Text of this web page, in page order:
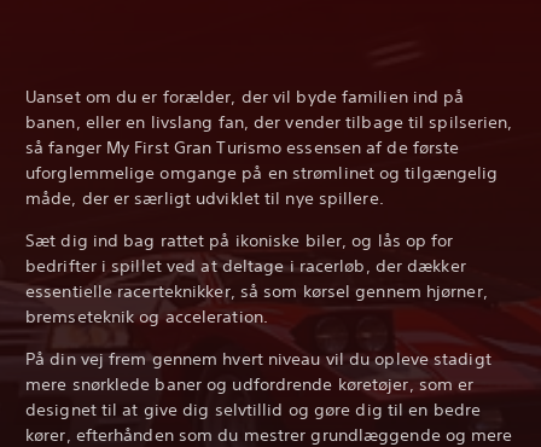
Uanset om du er forælder, der vil byde familien ind på
banen, eller en livslang fan, der vender tilbage til spilserien,
så fanger My First Gran Turismo essensen af de første
uforglemmelige omgange på en strømlinet og tilgængelig
måde, der er særligt udviklet til nye spillere.
Sæt dig ind bag rattet på ikoniske biler, og lås op for
bedrifter i spillet ved at deltage i racerløb, der dækker
essentielle racerteknikker, så som kørsel gennem hjørner,
bremseteknik og acceleration.
På din vej frem gennem hvert niveau vil du opleve stadigt
mere snørklede baner og udfordrende køretøjer, som er
designet til at give dig selvtillid og gøre dig til en bedre
kører, efterhånden som du mestrer grundlæggende og mere